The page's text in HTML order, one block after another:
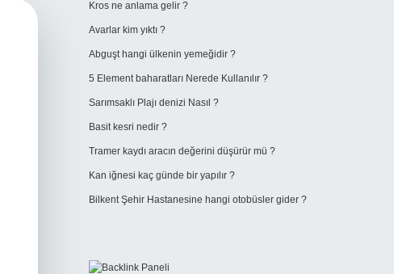
Kros ne anlama gelir ?
Avarlar kim yıktı ?
Abguşt hangi ülkenin yemeğidir ?
5 Element baharatları Nerede Kullanılır ?
Sarımsaklı Plajı denizi Nasıl ?
Basit kesri nedir ?
Tramer kaydı aracın değerini düşürür mü ?
Kan iğnesi kaç günde bir yapılır ?
Bilkent Şehir Hastanesine hangi otobüsler gider ?